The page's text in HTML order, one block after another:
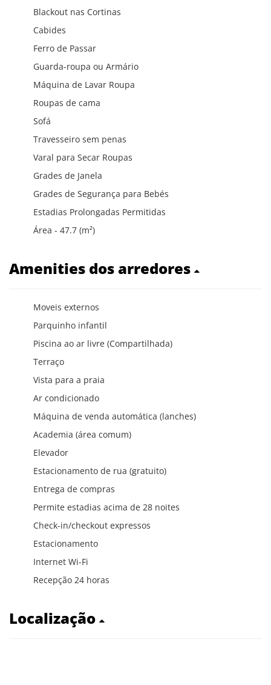
Blackout nas Cortinas
Cabides
Ferro de Passar
Guarda-roupa ou Armário
Máquina de Lavar Roupa
Roupas de cama
Sofá
Travesseiro sem penas
Varal para Secar Roupas
Grades de Janela
Grades de Segurança para Bebés
Estadias Prolongadas Permitidas
Área - 47.7 (m²)
Amenities dos arredores
Moveis externos
Parquinho infantil
Piscina ao ar livre (Compartilhada)
Terraço
Vista para a praia
Ar condicionado
Máquina de venda automática (lanches)
Academia (área comum)
Elevador
Estacionamento de rua (gratuito)
Entrega de compras
Permite estadias acima de 28 noites
Check-in/checkout expressos
Estacionamento
Internet Wi-Fi
Recepção 24 horas
Localização